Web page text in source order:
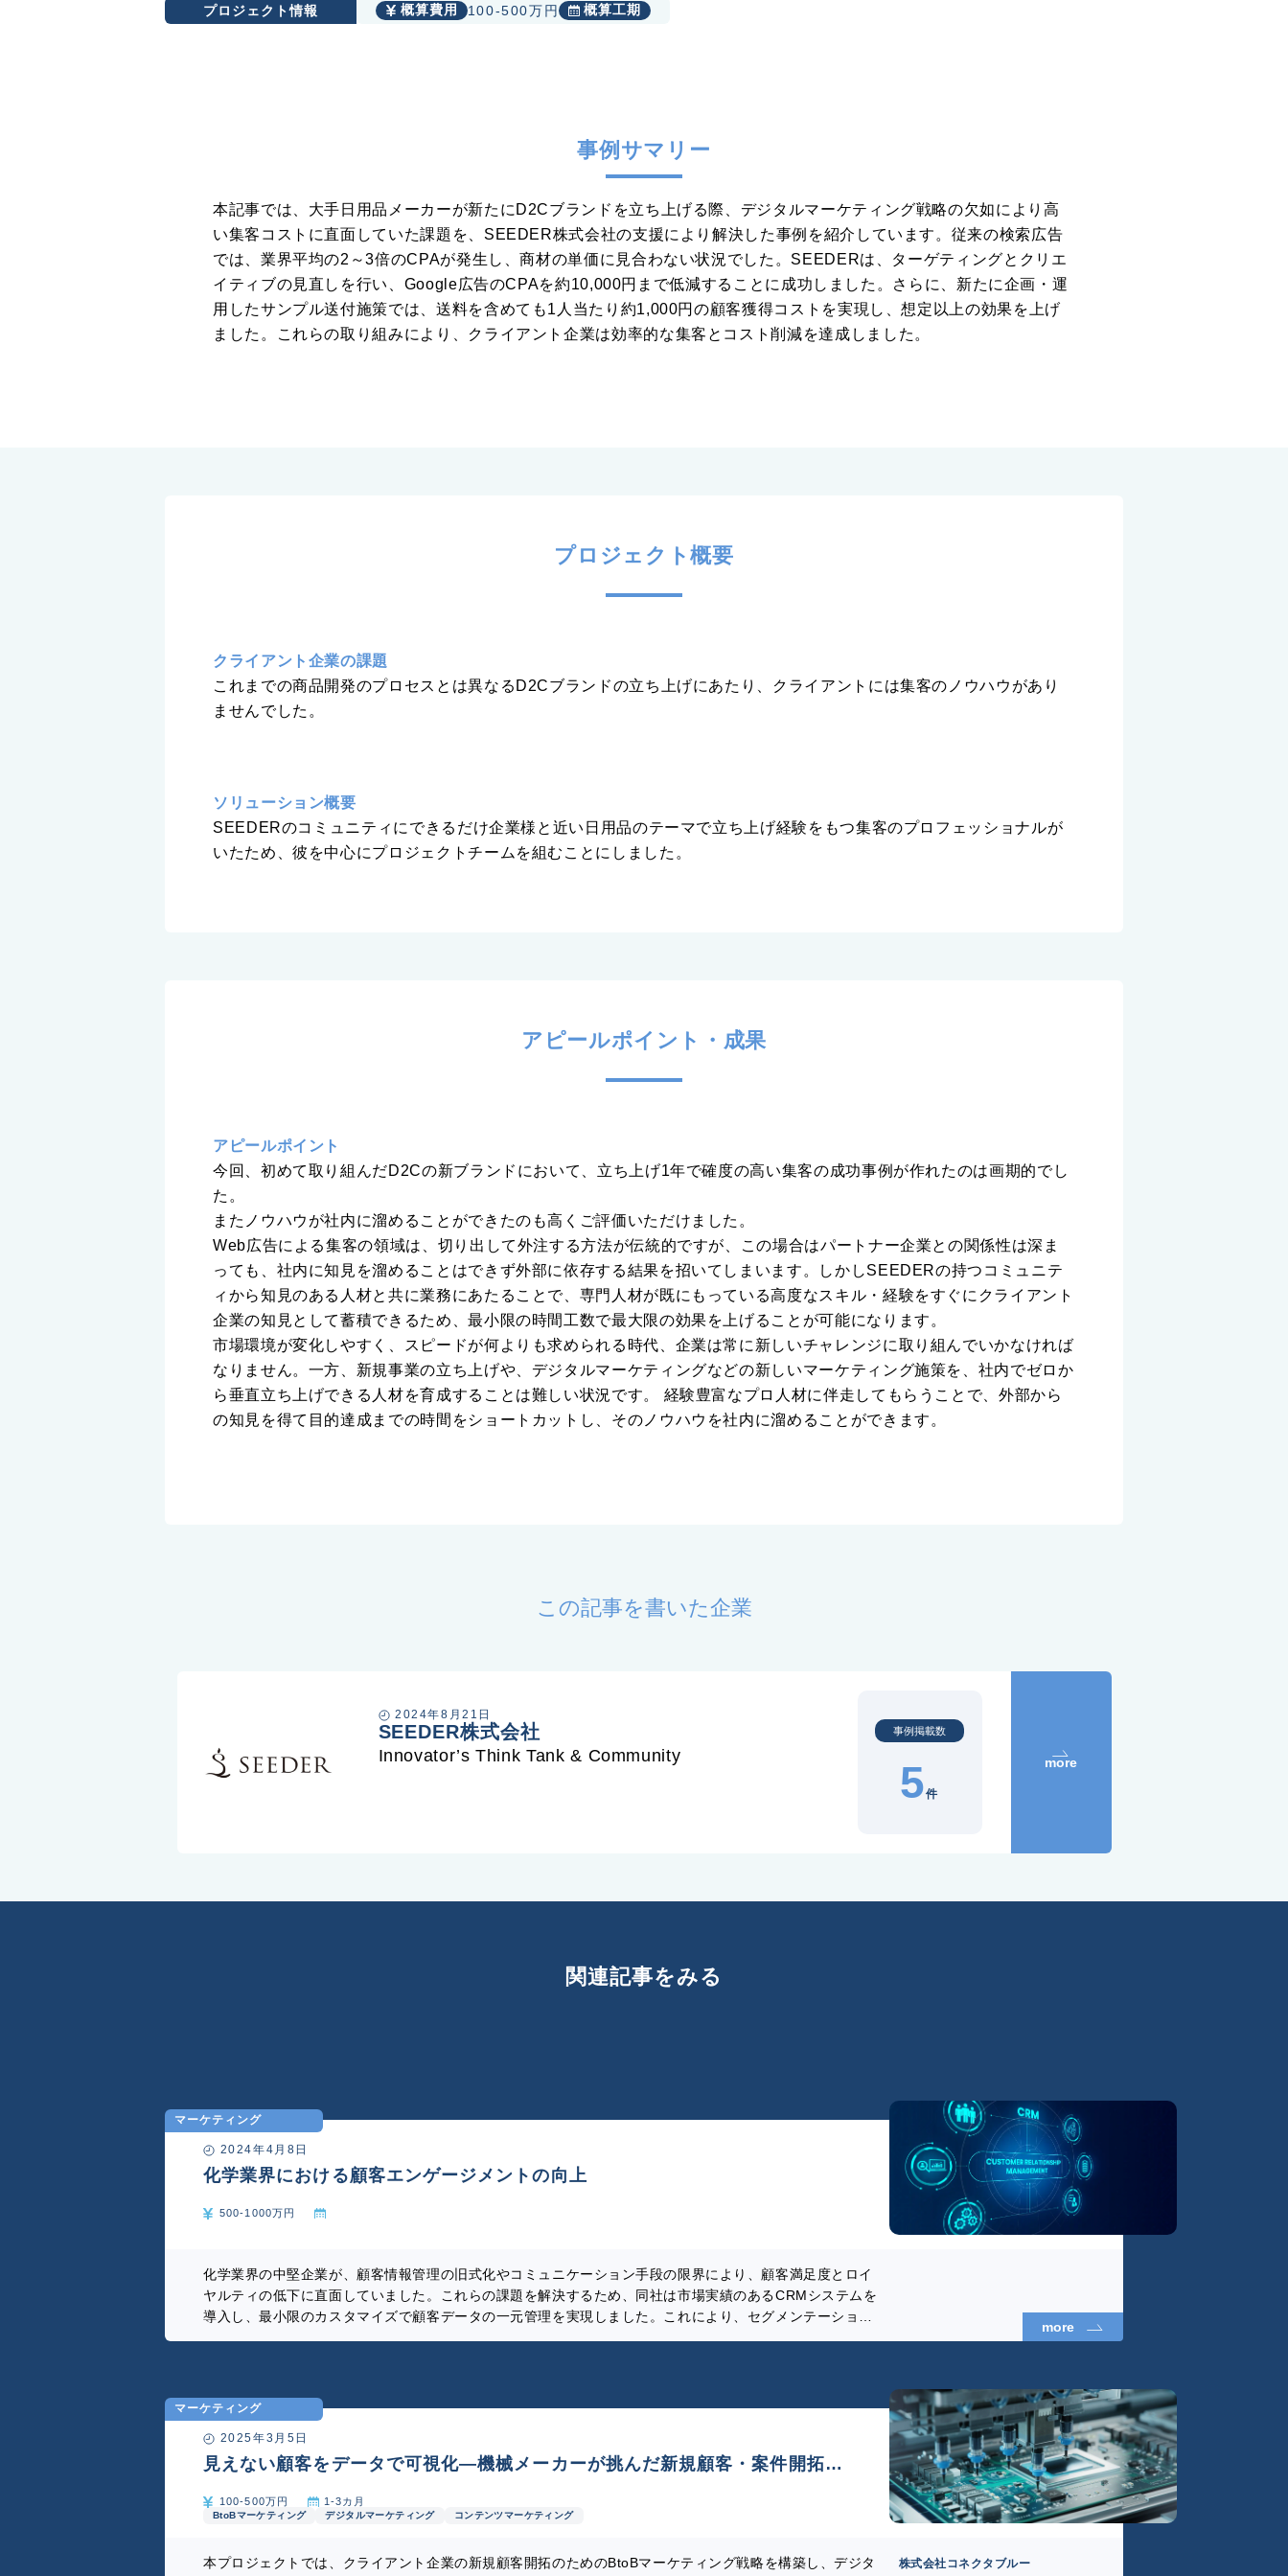
プロジェクト情報 概算費用 100-500万円 概算工期
事例サマリー
本記事では、大手日用品メーカーが新たにD2Cブランドを立ち上げる際、デジタルマーケティング戦略の欠如により高
い集客コストに直面していた課題を、SEEDER株式会社の支援により解決した事例を紹介しています。従来の検索広告
では、業界平均の2～3倍のCPAが発生し、商材の単価に見合わない状況でした。SEEDERは、ターゲティングとクリエ
イティブの見直しを行い、Google広告のCPAを約10,000円まで低減することに成功しました。さらに、新たに企画・運
用したサンプル送付施策では、送料を含めても1人当たり約1,000円の顧客獲得コストを実現し、想定以上の効果を上げ
ました。これらの取り組みにより、クライアント企業は効率的な集客とコスト削減を達成しました。
プロジェクト概要
クライアント企業の課題
これまでの商品開発のプロセスとは異なるD2Cブランドの立ち上げにあたり、クライアントには集客のノウハウがあり
ませんでした。
ソリューション概要
SEEDERのコミュニティにできるだけ企業様と近い日用品のテーマで立ち上げ経験をもつ集客のプロフェッショナルが
いたため、彼を中心にプロジェクトチームを組むことにしました。
アピールポイント・成果
アピールポイント
今回、初めて取り組んだD2Cの新ブランドにおいて、立ち上げ1年で確度の高い集客の成功事例が作れたのは画期的でし
た。
またノウハウが社内に溜めることができたのも高くご評価いただけました。
Web広告による集客の領域は、切り出して外注する方法が伝統的ですが、この場合はパートナー企業との関係性は深ま
っても、社内に知見を溜めることはできず外部に依存する結果を招いてしまいます。しかしSEEDERの持つコミュニテ
ィから知見のある人材と共に業務にあたることで、専門人材が既にもっている高度なスキル・経験をすぐにクライアント
企業の知見として蓄積できるため、最小限の時間工数で最大限の効果を上げることが可能になります。
市場環境が変化しやすく、スピードが何よりも求められる時代、企業は常に新しいチャレンジに取り組んでいかなければ
なりません。一方、新規事業の立ち上げや、デジタルマーケティングなどの新しいマーケティング施策を、社内でゼロか
ら垂直立ち上げできる人材を育成することは難しい状況です。 経験豊富なプロ人材に伴走してもらうことで、外部から
の知見を得て目的達成までの時間をショートカットし、そのノウハウを社内に溜めることができます。
この記事を書いた企業
2024年8月21日
SEEDER株式会社
Innovator’s Think Tank & Community
事例掲載数
5件
more
関連記事をみる
マーケティング
2024年4月8日
化学業界における顧客エンゲージメントの向上
500-1000万円
化学業界の中堅企業が、顧客情報管理の旧式化やコミュニケーション手段の限界により、顧客満足度とロイ
ヤルティの低下に直面していました。これらの課題を解決するため、同社は市場実績のあるCRMシステムを
導入し、最小限のカスタマイズで顧客データの一元管理を実現しました。これにより、セグメンテーション
に、トレーニングにはゲーミフィケーション要素を導入し、モチベーションとスキルの向上を図りました。
これらの取り組みにより、顧客エンゲージメントの向上と競争力の強化に成功しました。
more
マーケティング
2025年3月5日
見えない顧客をデータで可視化―機械メーカーが挑んだ新規顧客・案件開拓の
100-500万円 1-3カ月
BtoBマーケティング デジタルマーケティング コンテンツマーケティング
本プロジェクトでは、クライアント企業の新規顧客開拓のためのBtoBマーケティング戦略を構築し、デジタ 株式会社コネクタブルー